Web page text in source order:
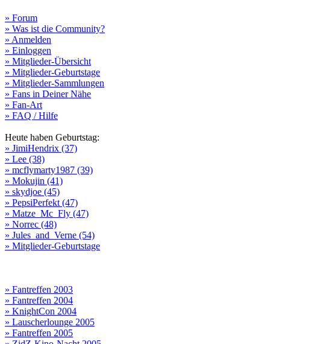
» Forum
» Was ist die Community?
» Anmelden
» Einloggen
» Mitglieder-Übersicht
» Mitglieder-Geburtstage
» Mitglieder-Sammlungen
» Fans in Deiner Nähe
» Fan-Art
» FAQ / Hilfe
Heute haben Geburtstag:
» JimiHendrix (37)
» Lee (38)
» mcflymarty1987 (39)
» Mokujin (41)
» skydjoe (45)
» PepsiPerfekt (47)
» Matze_Mc_Fly (47)
» Norrec (48)
» Jules_and_Verne (54)
» Mitglieder-Geburtstage
» Fantreffen 2003
» Fantreffen 2004
» KnightCon 2004
» Lauscherlounge 2005
» Fantreffen 2005